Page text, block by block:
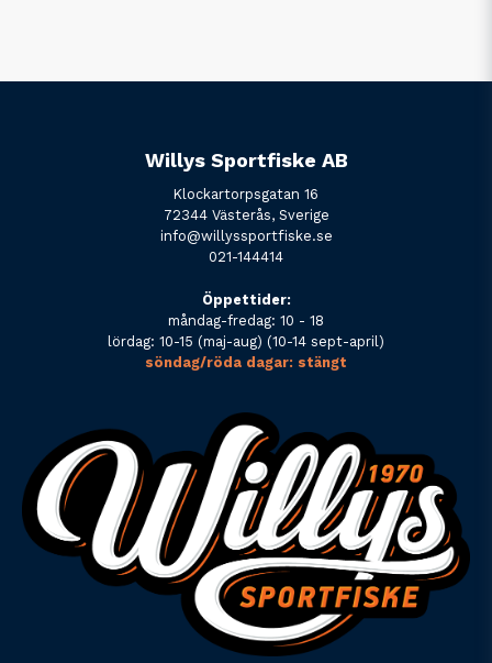
Willys Sportfiske AB
Klockartorpsgatan 16
72344 Västerås, Sverige
info@willyssportfiske.se
021-144414
Öppettider:
måndag-fredag: 10 - 18
lördag: 10-15 (maj-aug) (10-14 sept-april)
söndag/röda dagar: stängt